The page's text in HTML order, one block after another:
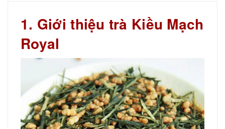
1. Giới thiệu trà Kiều Mạch
Royal